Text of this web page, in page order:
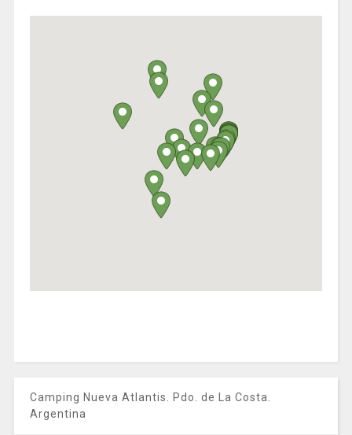
Camping Nueva Atlantis. Pdo. de La Costa.
Argentina